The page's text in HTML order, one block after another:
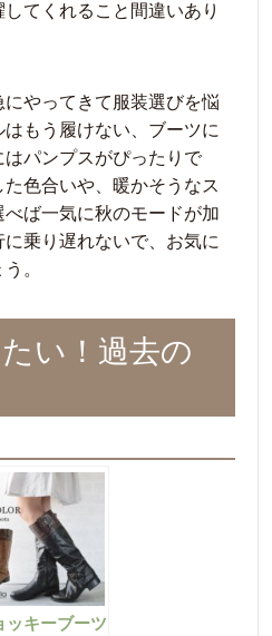
てくれること間違いあり
やってきて服装選びを悩
もう履けない、ブーツに
パンプスがぴったりで
色合いや、暖かそうなス
ば一気に秋のモードが加
乗り遅れないで、お気に
。
い！過去の
ッキーブーツ